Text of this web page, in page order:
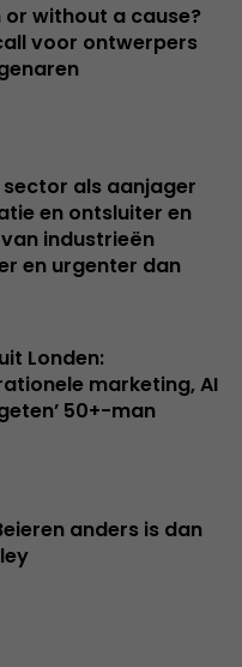
or without a cause?
voor ontwerpers
als aanjager
en ontsluiter en
industrieën
en urgenter dan
Londen:
marketing, AI
50+-man
anders is dan